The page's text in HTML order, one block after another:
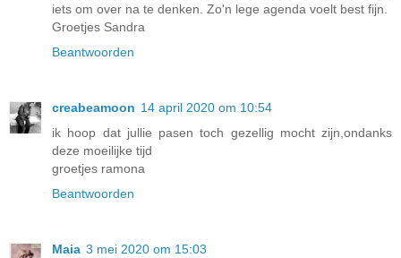
iets om over na te denken. Zo'n lege agenda voelt best fijn.
Groetjes Sandra
Beantwoorden
creabeamoon 14 april 2020 om 10:54
ik hoop dat jullie pasen toch gezellig mocht zijn,ondanks
deze moeilijke tijd
groetjes ramona
Beantwoorden
Maia 3 mei 2020 om 15:03